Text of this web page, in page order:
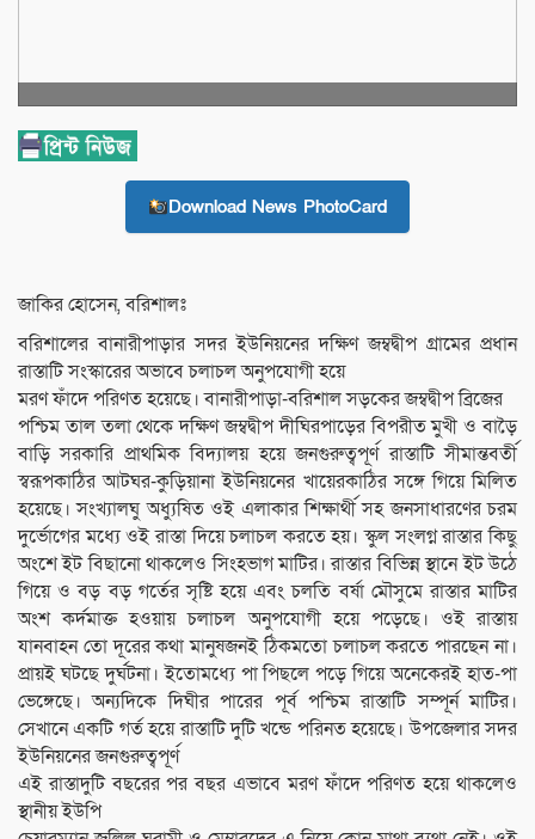
Download News PhotoCard
জাকির হোসেন, বরিশালঃ
বরিশালের বানারীপাড়ার সদর ইউনিয়নের দক্ষিণ জম্বদ্বীপ গ্রামের প্রধান
রাস্তাটি সংস্কারের অভাবে চলাচল অনুপযোগী হয়ে
মরণ ফাঁদে পরিণত হয়েছে। বানারীপাড়া-বরিশাল সড়কের জম্বদ্বীপ ব্রিজের
পশ্চিম তাল তলা থেকে দক্ষিণ জম্বদ্বীপ দীঘিরপাড়ের বিপরীত মুখী ও বাড়ৈ
বাড়ি সরকারি প্রাথমিক বিদ্যালয় হয়ে জনগুরুত্বপূর্ণ রাস্তাটি সীমান্তবর্তী
স্বরূপকাঠির আটঘর-কুড়িয়ানা ইউনিয়নের খায়েরকাঠির সঙ্গে গিয়ে মিলিত
হয়েছে। সংখ্যালঘু অধ্যুষিত ওই এলাকার শিক্ষার্থী সহ জনসাধারণের চরম
দুর্ভোগের মধ্যে ওই রাস্তা দিয়ে চলাচল করতে হয়। স্কুল সংলগ্ন রাস্তার কিছু
অংশে ইট বিছানো থাকলেও সিংহভাগ মাটির। রাস্তার বিভিন্ন স্থানে ইট উঠে
গিয়ে ও বড় বড় গর্তের সৃষ্টি হয়ে এবং চলতি বর্ষা মৌসুমে রাস্তার মাটির
অংশ কর্দমাক্ত হওয়ায় চলাচল অনুপযোগী হয়ে পড়েছে। ওই রাস্তায়
যানবাহন তো দূরের কথা মানুষজনই ঠিকমতো চলাচল করতে পারছেন না।
প্রায়ই ঘটছে দুর্ঘটনা। ইতোমধ্যে পা পিছলে পড়ে গিয়ে অনেকেরই হাত-পা
ভেঙ্গেছে। অন্যদিকে দিঘীর পারের পূর্ব পশ্চিম রাস্তাটি সম্পূর্ন মাটির।
সেখানে একটি গর্ত হয়ে রাস্তাটি দুটি খন্ডে পরিনত হয়েছে। উপজেলার সদর
ইউনিয়নের জনগুরুত্বপূর্ণ
এই রাস্তাদুটি বছরের পর বছর এভাবে মরণ ফাঁদে পরিণত হয়ে থাকলেও
স্থানীয় ইউপি